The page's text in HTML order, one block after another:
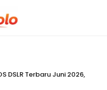
DSLR Terbaru Juni 2026,